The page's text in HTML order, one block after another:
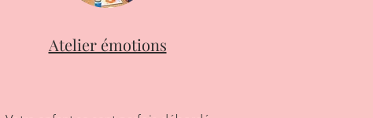
Atelier émotions